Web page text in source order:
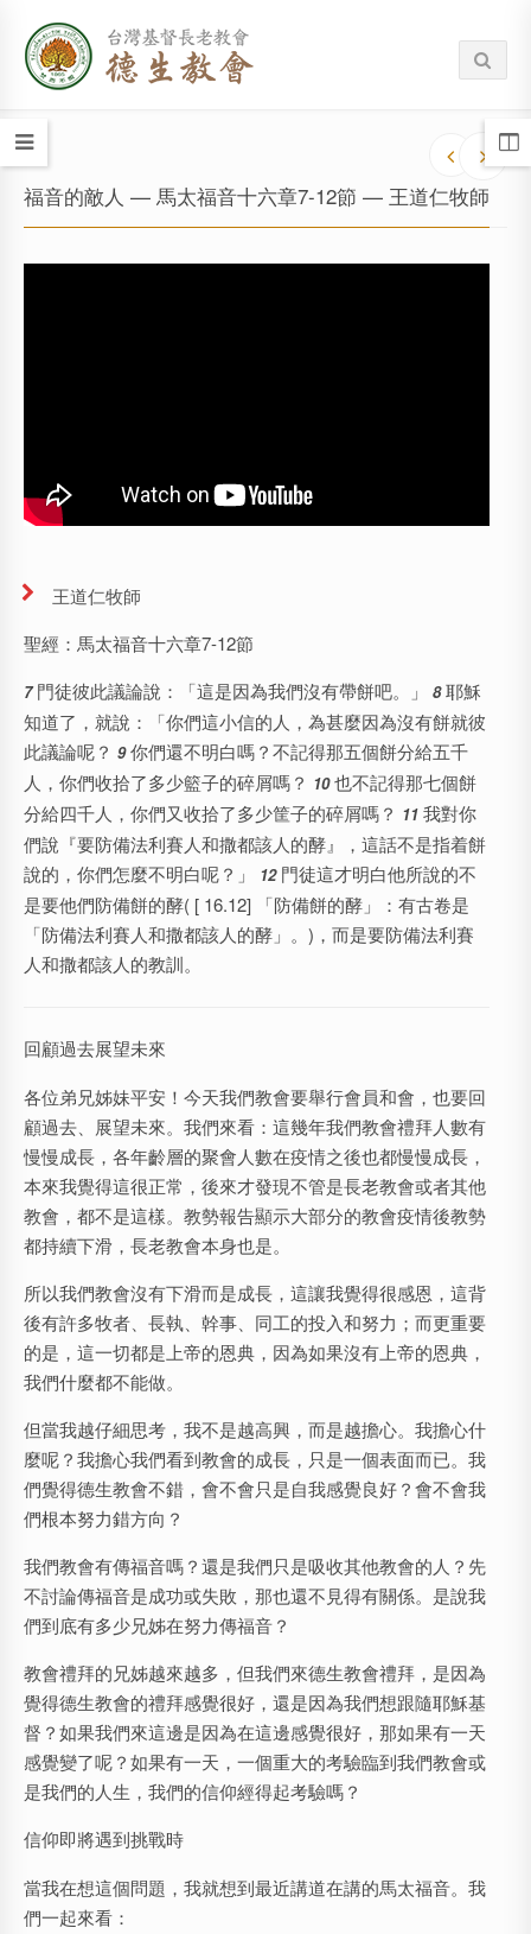
福音的敵人 — 馬太福音十六章7-12節 — 王道仁牧師
王道仁牧師
聖經：馬太福音十六章7-12節
7門徒彼此議論說：「這是因為我們沒有帶餅吧。」 8耶穌
知道了，就說：「你們這小信的人，為甚麼因為沒有餅就彼
此議論呢？ 9你們還不明白嗎？不記得那五個餅分給五千
人，你們收拾了多少籃子的碎屑嗎？ 10也不記得那七個餅
分給四千人，你們又收拾了多少筐子的碎屑嗎？ 11 我對你
們說『要防備法利賽人和撒都該人的酵』，這話不是指着餅
說的，你們怎麼不明白呢？」
12門徒這才明白他所說的不
是要他們防備餅的酵( [ 16.12] 「防備餅的酵」：有古卷是
「防備法利賽人和撒都該人的酵」。)，而是要防備法利賽
人和撒都該人的教訓。
回顧過去展望未來
各位弟兄姊妹平安！今天我們教會要舉行會員和會，也要回
顧過去、展望未來。我們來看：這幾年我們教會禮拜人數有
慢慢成長，各年齡層的聚會人數在疫情之後也都慢慢成長，
本來我覺得這很正常，後來才發現不管是長老教會或者其他
教會，都不是這樣。教勢報告顯示大部分的教會疫情後教勢
都持續下滑，長老教會本身也是。
所以我們教會沒有下滑而是成長，這讓我覺得很感恩，這背
後有許多牧者、長執、幹事、同工的投入和努力；而更重要
的是，這一切都是上帝的恩典，因為如果沒有上帝的恩典，
我們什麼都不能做。
但當我越仔細思考，我不是越高興，而是越擔心。我擔心什
麼呢？我擔心我們看到教會的成長，只是一個表面而已。我
們覺得德生教會不錯，會不會只是自我感覺良好？會不會我
們根本努力錯方向？
我們教會有傳福音嗎？還是我們只是吸收其他教會的人？先
不討論傳福音是成功或失敗，那也還不見得有關係。是說我
們到底有多少兄姊在努力傳福音？
教會禮拜的兄姊越來越多，但我們來德生教會禮拜，是因為
覺得德生教會的禮拜感覺很好，還是因為我們想跟隨耶穌基
督？如果我們來這邊是因為在這邊感覺很好，那如果有一天
感覺變了呢？如果有一天，一個重大的考驗臨到我們教會或
是我們的人生，我們的信仰經得起考驗嗎？
信仰即將遇到挑戰時
當我在想這個問題，我就想到最近講道在講的馬太福音。我
們一起來看：